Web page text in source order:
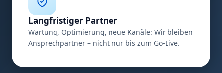
Langfristiger Partner
Wartung, Optimierung, neue Kanäle: Wir bleiben
Ansprechpartner – nicht nur bis zum Go-Live.